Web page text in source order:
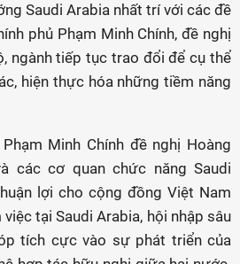
Saudi Arabia nhất trí với các đề
phủ Phạm Minh Chính, đề nghị
ngành tiếp tục trao đổi để cụ thể
hiện thực hóa những tiềm năng
Minh Chính đề nghị Hoàng
các cơ quan chức năng Saudi
lợi cho cộng đồng Việt Nam
tại Saudi Arabia, hội nhập sâu
tích cực vào sự phát triển của